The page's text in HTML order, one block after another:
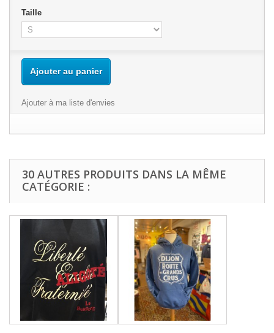
Taille
Ajouter au panier
Ajouter à ma liste d'envies
30 AUTRES PRODUITS DANS LA MÊME
CATÉGORIE :